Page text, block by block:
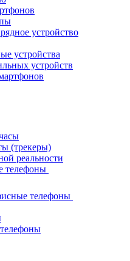
устройство
устройства
устройств
(трекеры)
реальности
телефоны
телефоны